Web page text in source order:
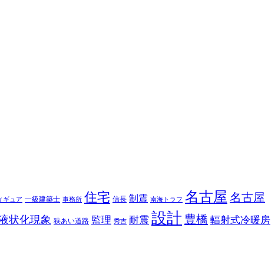
ギュア 一級建築士 事務所 住宅 信長 制震 南海トラフ 名古屋 名古屋
状化現象 狭あい道路 監理 秀吉 耐震 設計 豊橋 輻射式冷暖房